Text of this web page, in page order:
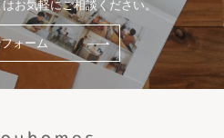
お気軽にご相談ください。
ォーム